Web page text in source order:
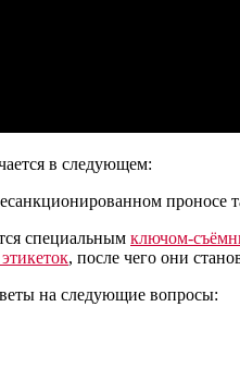
в следующем:
проносе
специальным ключом-
, после чего они
на следующие вопросы: